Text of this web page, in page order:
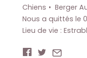
Chiens Berger
Nous a quittés le
Lieu de vie :